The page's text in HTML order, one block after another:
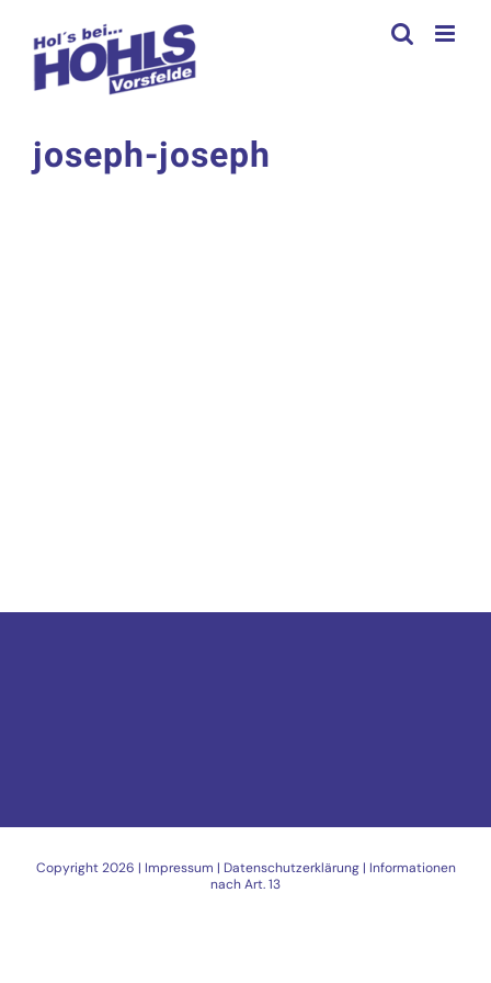
Inhalt
springen
joseph-joseph
Copyright2026 | Impressum | Datenschutzerklärung| Informationen
nach Art. 13